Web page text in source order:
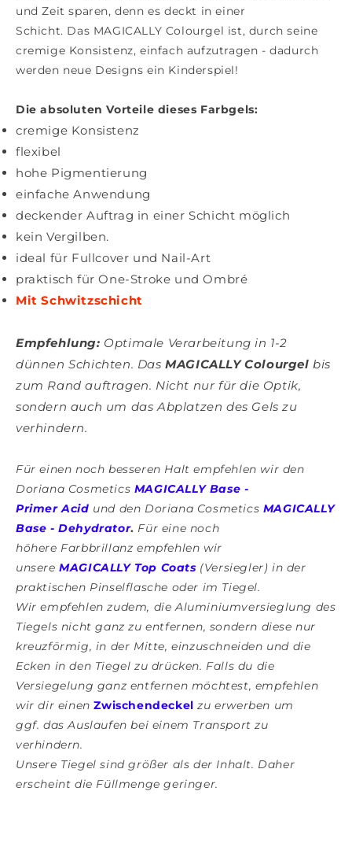
und Zeit sparen, denn es deckt in einer
Schicht. Das MAGICALLY Colourgel ist, durch seine
cremige Konsistenz, einfach aufzutragen - dadurch
werden neue Designs ein Kinderspiel!
Die absoluten Vorteile dieses Farbgels:
cremige Konsistenz
flexibel
hohe Pigmentierung
einfache Anwendung
deckender Auftrag in einer Schicht möglich
kein Vergilben.
ideal für Fullcover und Nail-Art
praktisch für One-Stroke und Ombré
Mit Schwitzschicht
Empfehlung: Optimale Verarbeitung in 1-2
dünnen Schichten. DasMAGICALLYColourgelbis
zum Rand auftragen. Nicht nur für die Optik,
sondern auch um das Abplatzen des Gels zu
verhindern.
Für einen noch besseren Halt empfehlen wir den
Doriana Cosmetics MAGICALLY Base -
Primer Acid und den Doriana Cosmetics MAGICALLY
Base - Dehydrator. Für eine noch
höhere Farbbrillanz empfehlen wir
unsereMAGICALLY Top Coats (Versiegler) in der
praktischen Pinselflasche oder im Tiegel.
Wir empfehlen zudem, die Aluminiumversieglung des
Tiegels nicht ganz zu entfernen, sondern diese nur
kreuzförmig, in der Mitte, einzuschneiden und die
Ecken in den Tiegel zu drücken. Falls du die
Versiegelung ganz entfernen möchtest, empfehlen
wir dir einenZwischendeckel zu erwerben um
ggf. das Auslaufen bei einem Transport zu
verhindern.
Unsere Tiegel sind größer als der Inhalt. Daher
erscheint die Füllmenge geringer.